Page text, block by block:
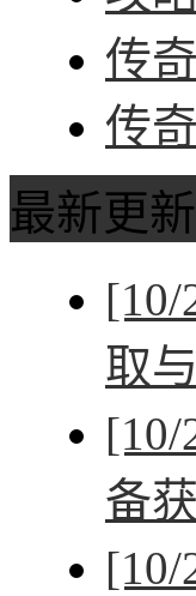
传
传
最新更新
[10/
取
[10/
备
[10/